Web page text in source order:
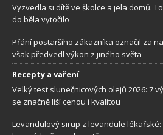
Vyzvedla si dítě ve školce a jela domů.
do běla vytočilo
Přání postaršího zákazníka označil za
však předvedl výkon z jiného světa
Recepty a vaření
Velký test slunečnicových olejů 2026: 7
se značně liší cenou i kvalitou
Levandulový sirup z levandule